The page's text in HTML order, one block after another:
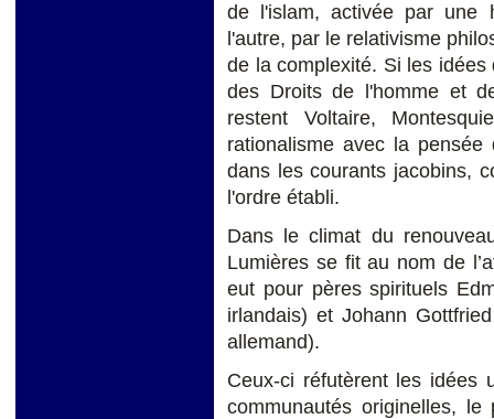
de l'islam, activée par une
l'autre, par le relativisme
de la complexité. Si les
des Droits de l'homme et
restent Voltaire,
rationalisme avec la
dans les courants jacobins,
l'ordre établi.
Dans le climat du
Lumières se fit au nom de
eut pour pères spirituels
irlandais) et Johann
allemand).
Ceux-ci réfutèrent les idées
communautés originelles,